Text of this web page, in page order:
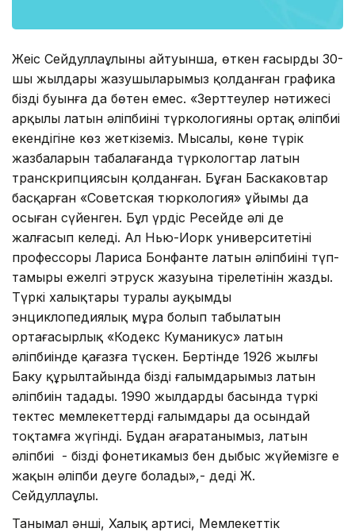
Жеңіс Сейдуллаұлының айтуынша, өткен ғасырдың 30-
шы жылдары жазушыларымыз қолданған графика
біздің буынға да бөтен емес. «Зерттеулер нәтижесі
арқылы латын әліпбиінің түркологияның ортақ әліпбиі
екендігіне көз жеткіземіз. Мысалы, көне түрік
жазбаларын таңбалағанда түркологтар латын
транскрипциясын қолданған. Бұған Баскаковтар
басқарған «Советская тюркология» ұйымы да
осыған сүйенген. Бұл үрдіс Ресейде әлі де
жалғасып келеді. Ал Нью-Иорк университетінің
профессоры Лариса Бонфанте латын әліпбиінің түп-
тамыры ежелгі этруск жазуына тірелетінін жазды.
Түркі халықтары туралы ауқымды
энциклопедиялық мұра болып табылатын
ортағасырлық «Кодекс Куманикус» латын
әліпбиінде қағазға түскен. Бертінде 1926 жылғы
Баку құрылтайында біздің ғалымдарымыз латын
әліпбиін таңдады. 1990 жылдардың басында түркі
тектес мемлекеттердің ғалымдары да осындай
тоқтамға жүгінді. Бұдан аңғаратанымыз, латын
әліпбиі - біздің фонетикамыз бен дыбыс жүйемізге ең
жақын әліпби деуге болады»,- деді Ж.
Сейдуллаұлы.
Танымал әнші, Халық артисі, Мемлекеттік